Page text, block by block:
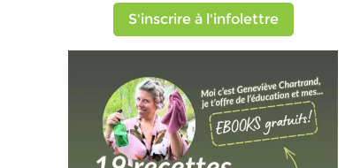
S'inscrire à l'infolettre